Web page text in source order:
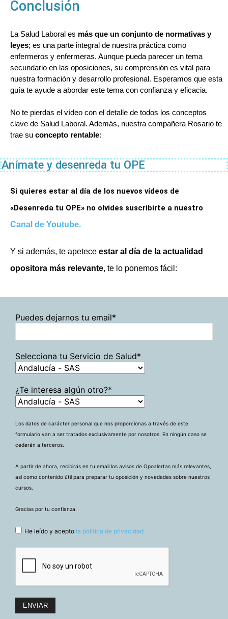
Conclusión
La Salud Laboral es más que un conjunto de normativas y
leyes; es una parte integral de nuestra práctica como
enfermeros y enfermeras. Aunque pueda parecer un tema
secundario en las oposiciones, su comprensión es vital para
nuestra formación y desarrollo profesional. Esperamos que esta
guía te ayude a abordar este tema con confianza y eficacia.
No te pierdas el vídeo con el detalle de todos los conceptos
clave de Salud Laboral. Además, nuestra compañera Rosario te
trae su concepto rentable:
Anímate y desenreda tu OPE
Si quieres estar al día de los nuevos vídeos de
«Desenreda tu OPE» no olvides suscribirte a nuestro
Canal de Youtube.
Y si además, te apetece estar al día de la actualidad
opositora más relevante, te lo ponemos fácil:
Puedes dejarnos tu email*
Selecciona tu Servicio de Salud*
¿Te interesa algún otro?*
Los datos de carácter personal que nos proporcionas a través de este
formulario van a ser tratados exclusivamente por nosotros. En ningún caso se
cederán a terceros.
A partir de ahora, recibirás en tu email los avisos de Opoalertas más relevantes,
así como contenido útil para preparar tu oposición y novedades sobre nuestros
cursos.
Gracias por tu confianza.
He leído y acepto la politica de privacidad